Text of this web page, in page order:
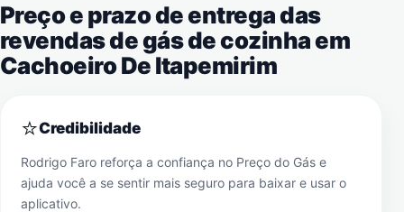
Preço e prazo de entrega das
revendas de gás de cozinha em
Cachoeiro De Itapemirim
⭐Credibilidade
Rodrigo Faro reforça a confiança no Preço do Gás e
ajuda você a se sentir mais seguro para baixar e usar o
aplicativo.